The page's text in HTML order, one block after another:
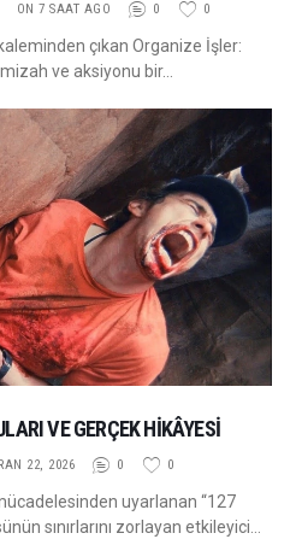
ON 7 SAAT AGO 0 0
çıkan Organize İşler:
mizah ve aksiyonu bir…
VE GERÇEK HIKÂYESI
22, 2026 0 0
uyarlanan “127
sınırlarını zorlayan etkileyici…